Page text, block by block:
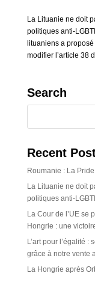
La Lituanie ne doit
politiques anti-
lituaniens a
modifier l’article 38
Search
Recent
Roumanie : La
La Lituanie ne doit
politiques anti-
La Cour de l’UE se
Hongrie : une
L’art pour l’égalité
grâce à notre vente
La Hongrie après